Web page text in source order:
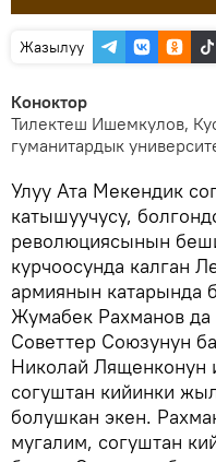
Жазылуу
Коноктор
Тилектеш Ишемкулов,
гуманитардык
Улуу Ата Мекендик
катышуучусу,
революциясынын
курчоосунда калган
армиянын катарында
Жумабек Рахманов да
Советтер Союзунун
Николай Лященконун
согуштан кийинки
болушкан экен.
мугалим, согуштан